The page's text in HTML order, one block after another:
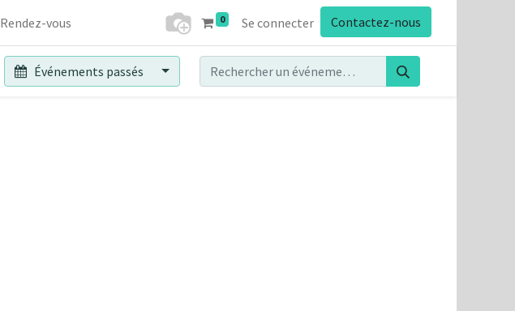
0 Se connecter Contactez-nous
Rendez-vous
Événements passés